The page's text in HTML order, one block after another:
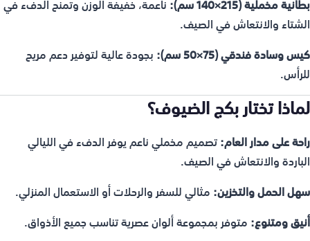
بطانية مخملية (215×140 سم):
ناعمة، خفيفة الوزن وتمنح الدفء في
الشتاء والانتعاش في الصيف.
كيس وسادة فندقي (75×50 سم):
بجودة عالية لتوفير دعم مريح
للرأس.
لماذا تختار بكج الضيوف؟
راحة على مدار العام:تصميم مخملي ناعم يوفر الدفء في الليالي
الباردة والانتعاش في الصيف.
سهل الحمل والتخزين:مثالي للسفر والرحلات أو الاستعمال المنزلي.
أنيق ومتنوع:متوفر بمجموعة ألوان عصرية تناسب جميع الأذواق.